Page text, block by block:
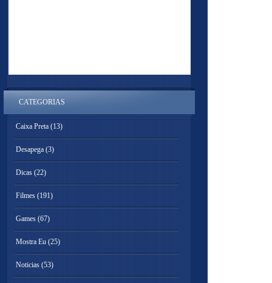
CATEGORIAS
Caixa Preta (13)
Desapega (3)
Dicas (22)
Filmes (191)
Games (67)
Mostra Eu (25)
Noticias (53)